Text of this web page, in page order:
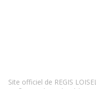
Site officiel de REGIS